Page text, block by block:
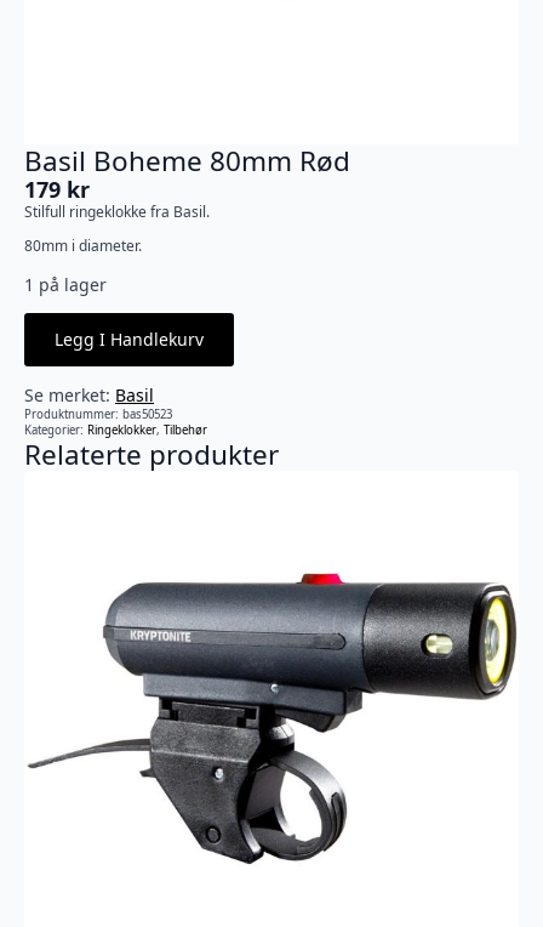
Basil Boheme 80mm Rød
179 kr
Stilfull ringeklokke fra Basil.
80mm i diameter.
1 på lager
Legg I Handlekurv
Se merket: Basil
Produktnummer: bas50523
Kategorier: Ringeklokker, Tilbehør
Relaterte produkter